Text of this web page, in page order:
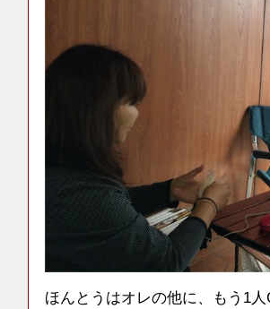
ほんとうはオレの他に、もう1